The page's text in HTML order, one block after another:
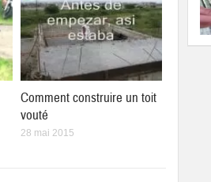
Comment construire un toit
vouté
28 mai 2015